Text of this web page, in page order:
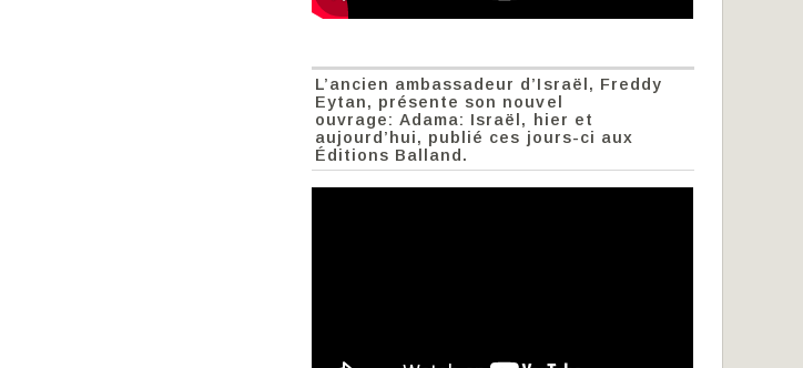
L’ancien ambassadeur d’Israël, Freddy
Eytan, présente son nouvel
ouvrage: Adama: Israël, hier et
aujourd’hui, publié ces jours-ci aux
Éditions Balland.